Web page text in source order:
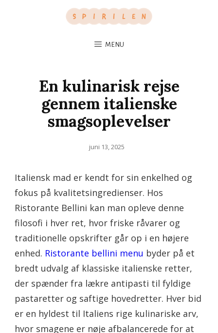
MENU
En kulinarisk rejse
gennem italienske
smagsoplevelser
Posted
juni 13, 2025
Italiensk mad er kendt for sin enkelhed og
fokus på kvalitetsingredienser. Hos
Ristorante Bellini kan man opleve denne
filosofi i hver ret, hvor friske råvarer og
traditionelle opskrifter går op i en højere
enhed. Ristorante bellini menu byder på et
bredt udvalg af klassiske italienske retter,
der spænder fra lækre antipasti til fyldige
pastaretter og saftige hovedretter. Hver bid
er en hyldest til Italiens rige kulinariske arv,
hvor smagene er nøje afbalancerede for at